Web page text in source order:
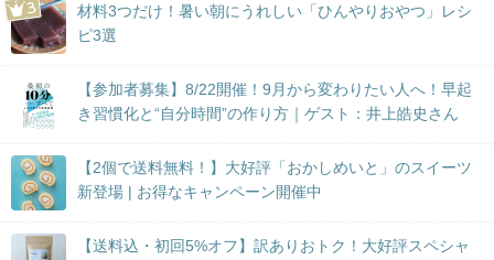
材料3つだけ！暑い朝にうれしい「ひんやりおやつ」レシ
ピ3選
【参加者募集】8/22開催！9月から変わりたい人へ！早起
き習慣化と“自分時間”の作り方｜ゲスト：井上皓史さん
【2個で送料無料！】大好評「おかしめいと」のスイーツ
新登場 | お得なキャンペーン開催中
【送料込・初回5%オフ】訳ありおトク！大好評スペシャ